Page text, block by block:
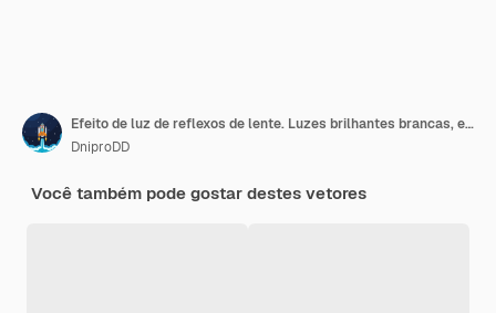
Efeito de luz de reflexos de lente. Luzes brilhantes brancas, efeitos starburst com brilhos em um fundo transparente. Ilustração vetorial
DniproDD
Você também pode gostar destes vetores